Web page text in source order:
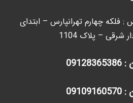
: فلکه چهارم تهرانپارس – ابتدای
شرقی – پلاک 1104